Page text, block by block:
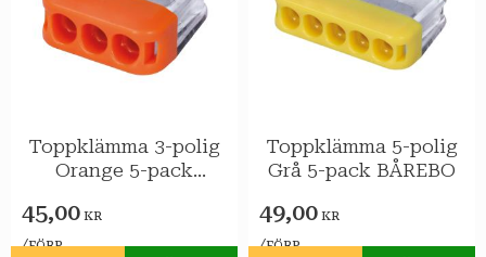
Toppklämma 3-polig
Orange 5-pack
45,00 KR
/FÖRP
Toppklämma 5-polig
Grå 5-pack BÅREBO
49,00 KR
/FÖRP